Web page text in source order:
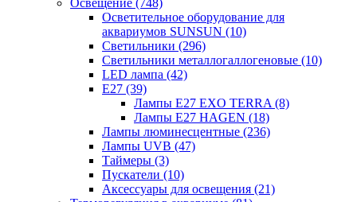
Осветительное оборудование для
аквариумов SUNSUN (10)
Светильники (296)
Светильники металлогаллогеновые (10)
LED лампа (42)
Е27 (39)
Лампы E27 EXO TERRA (8)
Лампы E27 HAGEN (18)
Лампы люминесцентные (236)
Лампы UVB (47)
Таймеры (3)
Пускатели (10)
Аксессуары для освещения (21)